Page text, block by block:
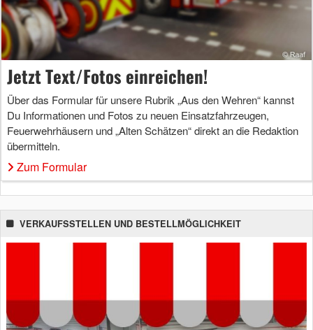
Jetzt Text/Fotos einreichen!
Über das Formular für unsere Rubrik „Aus den Wehren“ kannst
Du Informationen und Fotos zu neuen Einsatzfahrzeugen,
Feuerwehrhäusern und „Alten Schätzen“ direkt an die Redaktion
übermitteln.
Zum Formular
VERKAUFSSTELLEN UND BESTELLMÖGLICHKEIT